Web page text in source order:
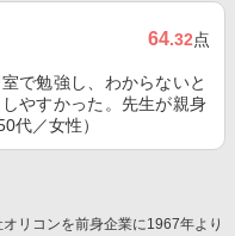
64.32点
で勉強し、わからないと
やすかった。先生が親身
代／女性）
リコンを前身企業に1967年より